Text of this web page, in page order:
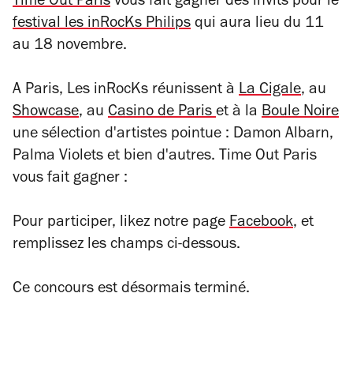
festival les inRocKs Philips qui aura lieu du 11
au 18 novembre.
A Paris, Les inRocKs réunissent à La Cigale, au
Showcase, au Casino de Pariset à la Boule Noire
une sélection d'artistes pointue : Damon Albarn,
Palma Violets et bien d'autres. Time Out Paris
vous fait gagner :
Pour participer, likez notre page Facebook, et
remplissez les champs ci-dessous.
Ce concours est désormais terminé.